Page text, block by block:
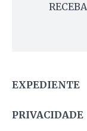
EXPEDIENTE
PRIVACIDADE